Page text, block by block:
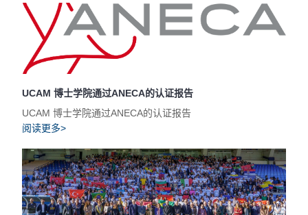
UCAM 博士学院通过ANECA的认证报告
UCAM 博士学院通过ANECA的认证报告
阅读更多>